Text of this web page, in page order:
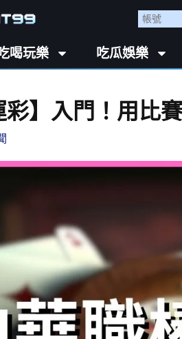
喝玩樂 吃瓜娛樂
彩】入門！用比